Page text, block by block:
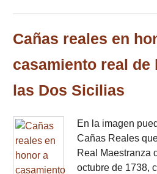
Cañas reales en
casamiento real de
las Dos Sicilias
En la imagen
Cañas Reales
Real Maestranza
octubre de 1738,